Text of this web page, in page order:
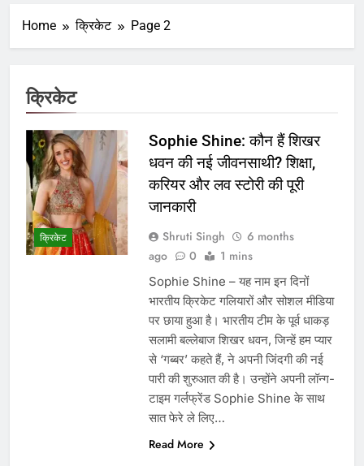
Home क्रिकेट Page 2
क्रिकेट
क्रिकेट
Sophie Shine: कौन हैं शिखर
धवन की नई जीवनसाथी? शिक्षा,
करियर और लव स्टोरी की पूरी
जानकारी
Shruti Singh
6 months
ago
0 1 mins
Sophie Shine – यह नाम इन दिनों
भारतीय क्रिकेट गलियारों और सोशल मीडिया
पर छाया हुआ है। भारतीय टीम के पूर्व धाकड़
सलामी बल्लेबाज शिखर धवन, जिन्हें हम प्यार
से ‘गब्बर’ कहते हैं, ने अपनी जिंदगी की नई
पारी की शुरुआत की है। उन्होंने अपनी लॉन्ग-
टाइम गर्लफ्रेंड Sophie Shine के साथ
सात फेरे ले लिए…
Read More